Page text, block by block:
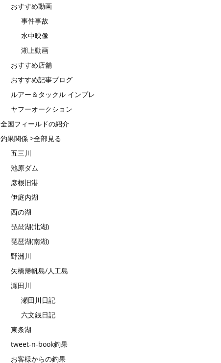
おすすめ動画
事件事故
水中映像
湖上動画
おすすめ店舗
おすすめ記事ブログ
ルアー＆タックル インプレ
ヤフーオークション
全国フィールドの紹介
釣果関係 >全部見る
五三川
池原ダム
彦根旧港
伊庭内湖
西の湖
琵琶湖(北湖)
琵琶湖(南湖)
野洲川
矢橋帰帆島/人工島
瀬田川
瀬田川日記
六文銭日記
東条湖
tweet-n-book釣果
お客様からの釣果